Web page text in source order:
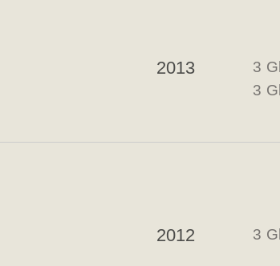
2013 3
3
2012 3